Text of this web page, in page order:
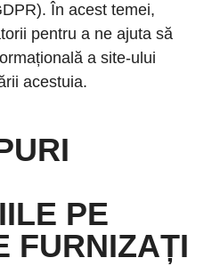
În acest temei,
pentru a ne ajuta să
a site-ului
acestuia.
PE
FURNIZAȚI